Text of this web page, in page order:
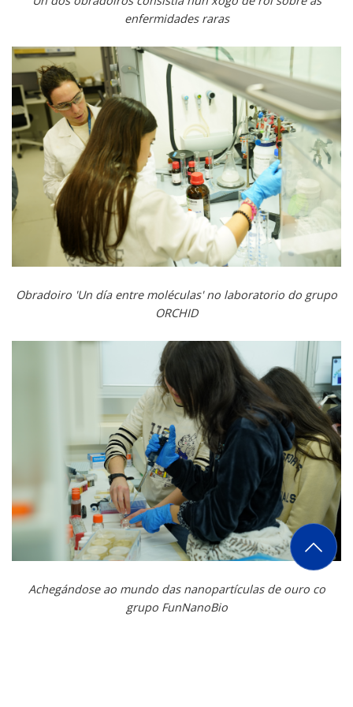
enfermidades raras
Obradoiro 'Un día entre moléculas' no laboratorio do grupo
ORCHID
Achegándose ao mundo das nanopartículas de ouro co
grupo FunNanoBio